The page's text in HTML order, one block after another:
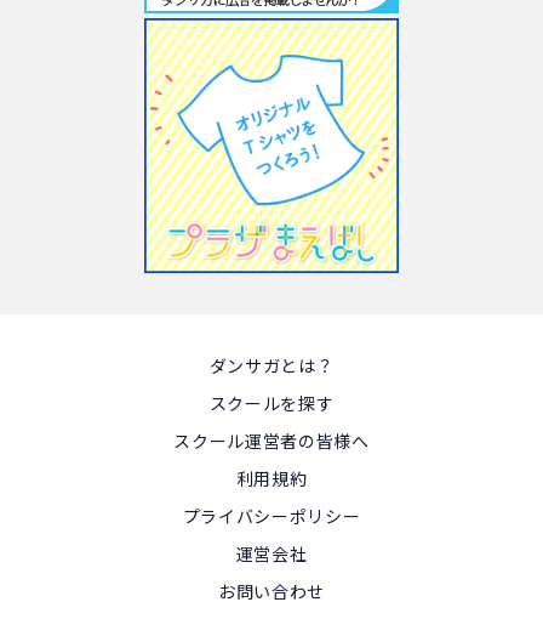
ダンサガとは？
スクールを探す
スクール運営者の皆様へ
利用規約
プライバシーポリシー
運営会社
お問い合わせ